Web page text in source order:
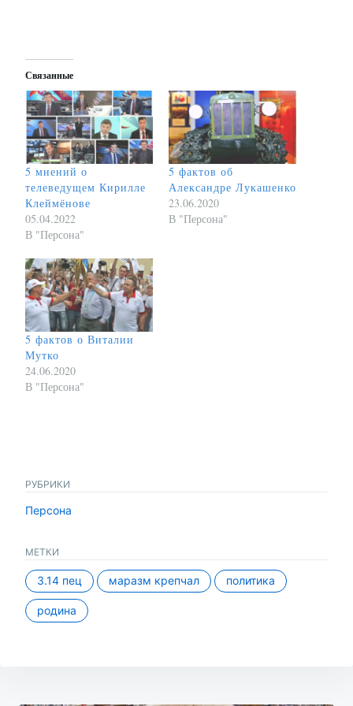
Связанные
5 мнений о
телеведущем Кирилле
Клеймёнове
05.04.2022
В "Персона"
5 фактов об
Александре Лукашенко
23.06.2020
В "Персона"
5 фактов о Виталии
Мутко
24.06.2020
В "Персона"
РУБРИКИ
Персона
МЕТКИ
3.14 пец маразм крепчал политика
родина